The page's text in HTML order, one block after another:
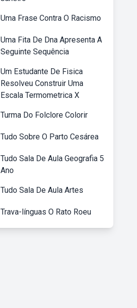
Uma Frase Contra O Racismo
Uma Fita De Dna Apresenta A
Seguinte Sequência
Um Estudante De Fisica
Resolveu Construir Uma
Escala Termometrica X
Turma Do Folclore Colorir
Tudo Sobre O Parto Cesárea
Tudo Sala De Aula Geografia 5
Ano
Tudo Sala De Aula Artes
Trava-línguas O Rato Roeu